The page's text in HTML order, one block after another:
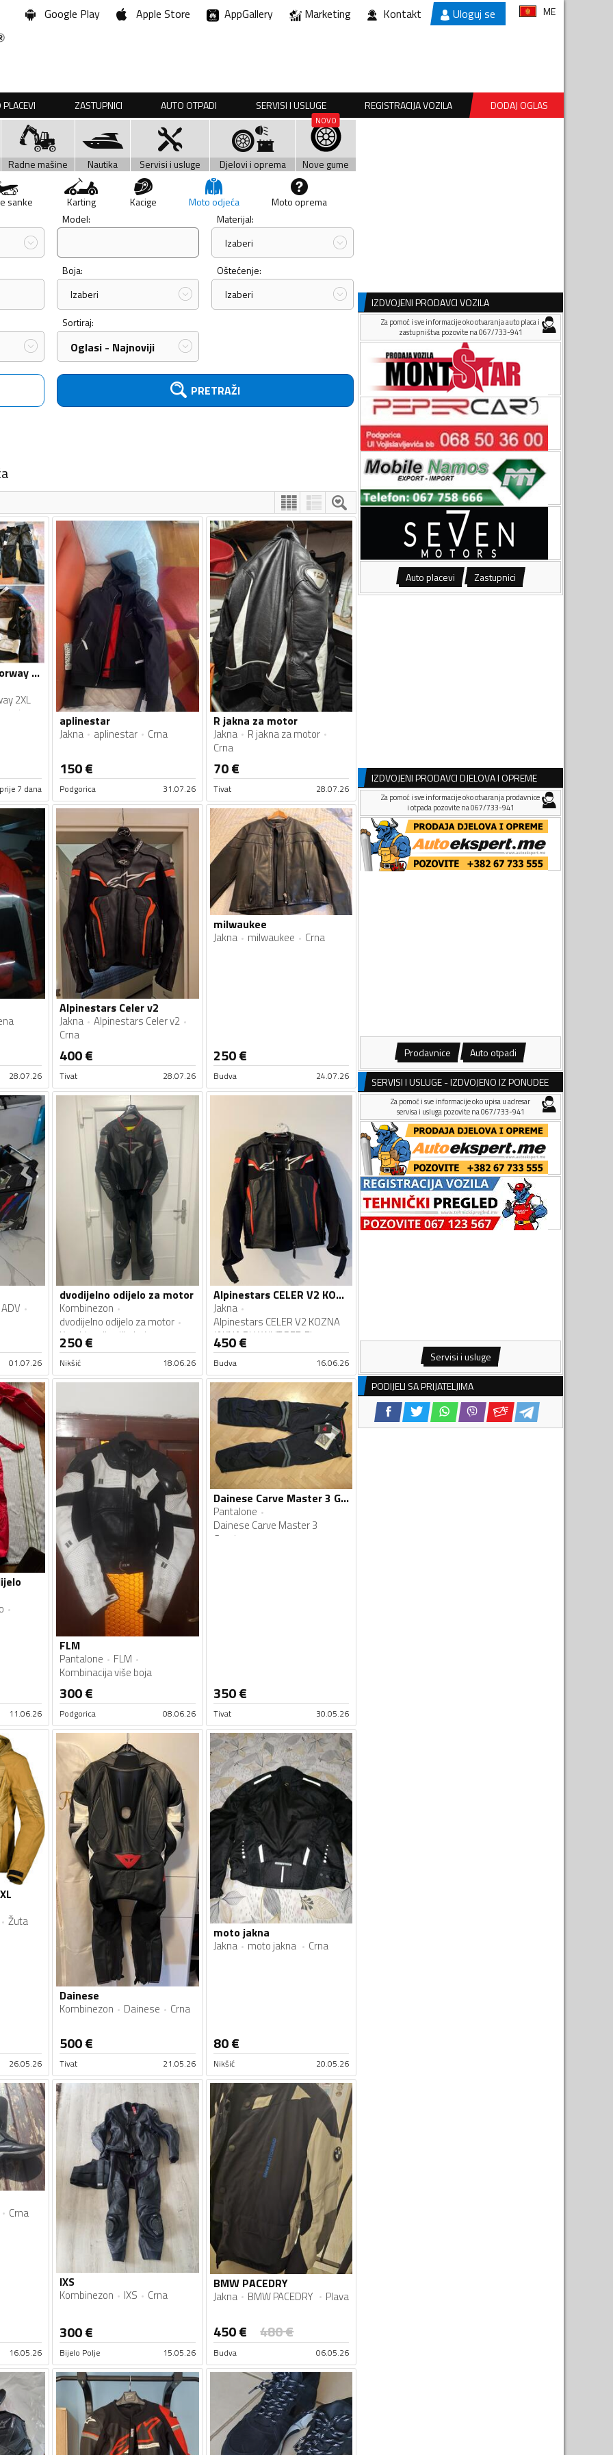
Google Play Apple Store AppGallery Marketing Kontakt Uloguj se ME
ZASTUPNICI AUTO OTPADI SERVISI I USLUGE REGISTRACIJA VOZILA DODAJ OGLAS
Radne mašine Nautika Servisi i usluge Djelovi i oprema Nove gume
sanke Karting Kacige Moto odjeća
Moto oprema
Model:
Materijal:
Izaberi
Boja:
Izaberi
Oštećenje:
Izaberi
Sortiraj:
Oglasi - Najnoviji
PRETRAŽI
Moto odijelo LS2 Norway 2XL Jakna + Pantalone za sva 4 godisnja doba sa kisnom i zimskom postavom
2XL
4
prije 7 dana
aplinestar
Jakna aplinestar Crna
150€
Podgorica 31.07.26
R jakna za motor
Jakna
R jakna za motor
Crna
70€
Tivat 28.07.26
28.07.26
Alpinestars Celer v2
Jakna
Alpinestars Celer v2
Crna
400€
Tivat 28.07.26
milwaukee
Jakna milwaukee Crna
250€
Budva 24.07.26
ADV
01.07.26
dvodijelno odijelo za motor
Kombinezon
dvodijelno odijelo za motor
Kombinacija više boja
250€
Nikšić 18.06.26
Alpinestars CELER V2 KOZNA JAKNA BLK WHT RED FL
Jakna
Alpinestars CELER V2 KOZNA
JAKNA BLK WHT RED FL
Crna
450€
Budva 16.06.26
11.06.26
FLM
Pantalone
FLM
Kombinacija više boja
300€
Podgorica 08.06.26
Dainese Carve Master 3 Goretex
Pantalone
Dainese Carve Master 3
Goretex
350€
Tivat 30.05.26
Žuta
26.05.26
Dainese
Kombinezon Dainese Crna
500€
Tivat 21.05.26
moto jakna
Jakna moto jakna Crna
80€
Nikšić 20.05.26
Crna
16.05.26
IXS
Kombinezon IXS Crna
300€
Bijelo Polje 15.05.26
BMW PACEDRY
Jakna BMW PACEDRY Plava
450€ 480€
Budva 06.05.26
IZDVOJENI PRODAVCI VOZILA
Za pomoć i sve informacije oko otvaranja auto placa i
zastupništva pozovite na 067/733-941
Auto placevi Zastupnici
IZDVOJENI PRODAVCI DJELOVA I OPREME
Za pomoć i sve informacije oko otvaranja prodavnice
i otpada pozovite na 067/733-941
Prodavnice Auto otpadi
SERVISI I USLUGE - IZDVOJENO IZ PONUDEE
Za pomoć i sve informacije oko upisa u adresar
servisa i usluga pozovite na 067/733-941
Servisi i usluge
PODIJELI SA PRIJATELJIMA